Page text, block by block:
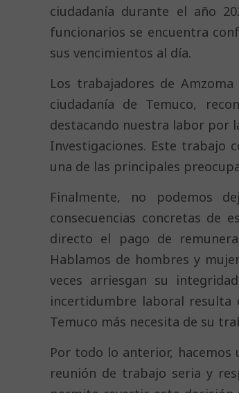
ciudadanía durante el año
funcionarios se encuentra
sus vencimientos al día.
Los trabajadores de
ciudadanía de Temuco,
destacando nuestra labor por
Investigaciones. Este trabajo
una de las principales
Finalmente, no podemos
consecuencias concretas de
directo el pago de
Hablamos de hombres y
veces arriesgan su
incertidumbre laboral resulta
Temuco más necesita de su
Por todo lo anterior, hacemos
reunión de trabajo seria y